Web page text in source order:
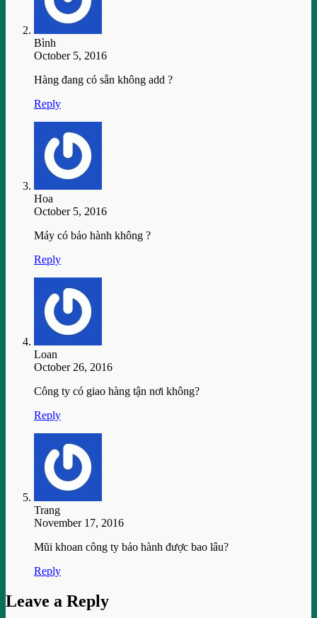
Bình
October 5, 2016
Hàng đang có sẵn không add ?
Reply
Hoa
October 5, 2016
Máy có bảo hành không ?
Reply
Loan
October 26, 2016
Công ty có giao hàng tận nơi không?
Reply
Trang
November 17, 2016
Mũi khoan công ty bảo hành được bao lâu?
Reply
Leave a Reply